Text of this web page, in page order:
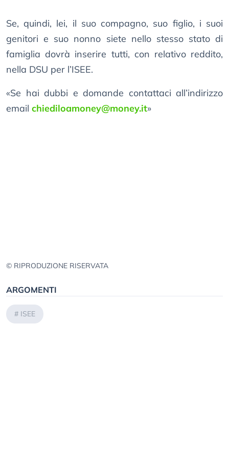
Se, quindi, lei, il suo compagno, suo figlio, i suoi
genitori e suo nonno siete nello stesso stato di
famiglia dovrà inserire tutti, con relativo reddito,
nella DSU per l’ISEE.
«Se hai dubbi e domande contattaci all’indirizzo
email chiediloamoney@money.it»
© RIPRODUZIONE RISERVATA
ARGOMENTI
# ISEE